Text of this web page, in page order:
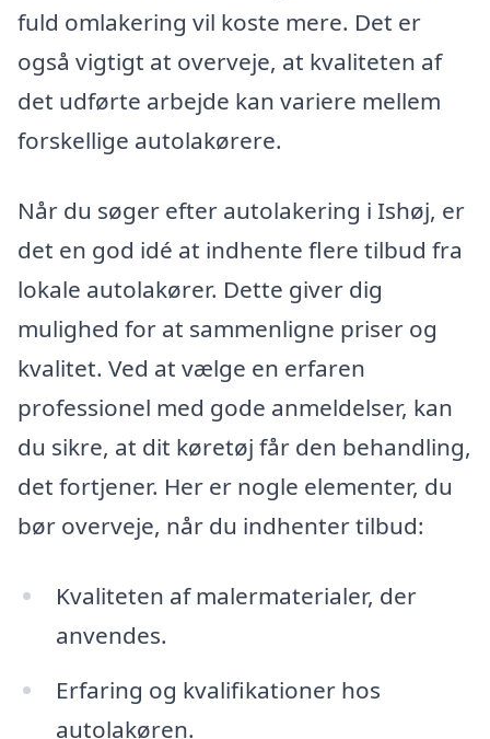
fuld omlakering vil koste mere. Det er
også vigtigt at overveje, at kvaliteten af
det udførte arbejde kan variere mellem
forskellige autolakørere.
Når du søger efter autolakering i Ishøj, er
det en god idé at indhente flere tilbud fra
lokale autolakører. Dette giver dig
mulighed for at sammenligne priser og
kvalitet. Ved at vælge en erfaren
professionel med gode anmeldelser, kan
du sikre, at dit køretøj får den behandling,
det fortjener. Her er nogle elementer, du
bør overveje, når du indhenter tilbud:
Kvaliteten af malermaterialer, der
anvendes.
Erfaring og kvalifikationer hos
autolakøren.